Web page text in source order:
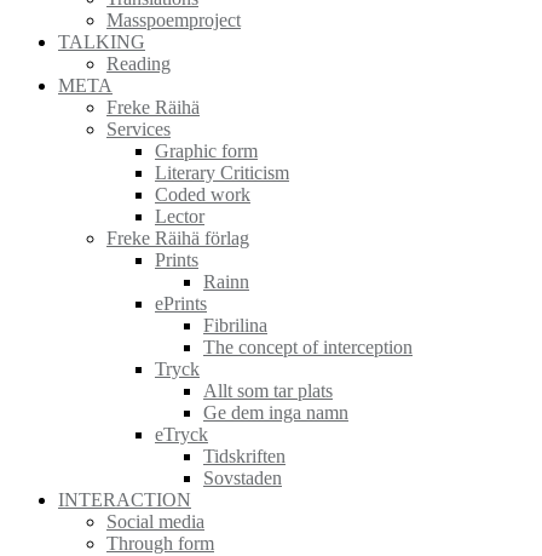
Masspoemproject
TALKING
Reading
META
Freke Räihä
Services
Graphic form
Literary Criticism
Coded work
Lector
Freke Räihä förlag
Prints
Rainn
ePrints
Fibrilina
The concept of interception
Tryck
Allt som tar plats
Ge dem inga namn
eTryck
Tidskriften
Sovstaden
INTERACTION
Social media
Through form